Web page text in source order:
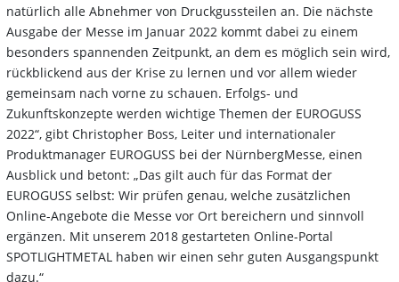
natürlich alle Abnehmer von Druckgussteilen an. Die nächste
Ausgabe der Messe im Januar 2022 kommt dabei zu einem
besonders spannenden Zeitpunkt, an dem es möglich sein wird,
rückblickend aus der Krise zu lernen und vor allem wieder
gemeinsam nach vorne zu schauen. Erfolgs- und
Zukunftskonzepte werden wichtige Themen der EUROGUSS
2022“, gibt Christopher Boss, Leiter und internationaler
Produktmanager EUROGUSS bei der NürnbergMesse, einen
Ausblick und betont: „Das gilt auch für das Format der
EUROGUSS selbst: Wir prüfen genau, welche zusätzlichen
Online-Angebote die Messe vor Ort bereichern und sinnvoll
ergänzen. Mit unserem 2018 gestarteten Online-Portal
SPOTLIGHTMETAL haben wir einen sehr guten Ausgangspunkt
dazu.“